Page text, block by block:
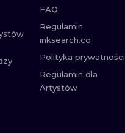
FAQ
Regulamin
inksearch.co
Polityka prywatności
Regulamin dla
Artystów